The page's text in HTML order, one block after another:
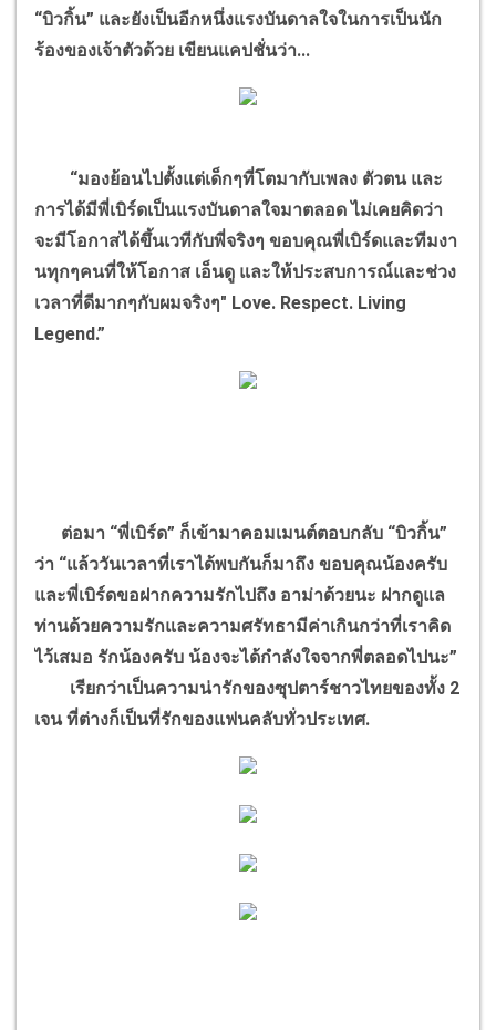
“บิวกิ้น” และยังเป็นอีกหนึ่งแรงบันดาลใจในการเป็นนัก
ร้องของเจ้าตัวด้วย เขียนแคปชั่นว่า...
“มองย้อนไปตั้งแต่เด็กๆที่โตมากับเพลง ตัวตน และ
การได้มีพี่เบิร์ดเป็นแรงบันดาลใจมาตลอด ไม่เคยคิดว่า
จะมีโอกาสได้ขึ้นเวทีกับพี่จริงๆ ขอบคุณพี่เบิร์ดและทีมงา
นทุกๆคนที่ให้โอกาส เอ็นดู และให้ประสบการณ์และช่วง
เวลาที่ดีมากๆกับผมจริงๆ" Love. Respect. Living
Legend.”
ต่อมา “พี่เบิร์ด” ก็เข้ามาคอมเมนต์ตอบกลับ “บิวกิ้น”
ว่า “แล้ววันเวลาที่เราได้พบกันก็มาถึง ขอบคุณน้องครับ
และพี่เบิร์ดขอฝากความรักไปถึง อาม่าด้วยนะ ฝากดูแล
ท่านด้วยความรักและความศรัทธามีค่าเกินกว่าที่เราคิด
ไว้เสมอ รักน้องครับ น้องจะได้กำลังใจจากพี่ตลอดไปนะ”
เรียกว่าเป็นความน่ารักของซุปตาร์ชาวไทยของทั้ง 2
เจน ที่ต่างก็เป็นที่รักของแฟนคลับทั่วประเทศ.